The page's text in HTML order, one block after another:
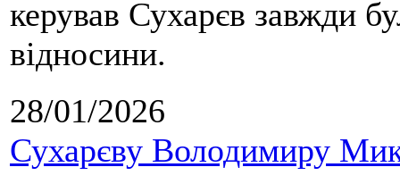
керував Сухарєв завжди
відносини.
28/01/2026
Сухарєву Володимиру